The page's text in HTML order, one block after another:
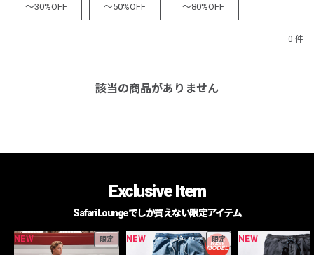
～30%OFF ～50%OFF ～80%OFF
0 件
該当の商品がありません
Exclusive Item
Safari Loungeでしか買えない限定アイテム
NEW 限定 NEW 限定 NEW